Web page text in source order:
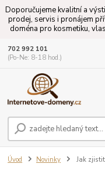
Doporučujeme kvalitní a
prodej, servis i pronájem
doména pro kosmetiku,
702 992 101
(Po-Ne: 8-18 hod.)
Úvod Novinky Jak